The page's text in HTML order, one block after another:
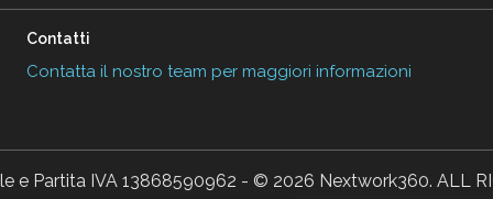
Contatti
Contatta il nostro team per maggiori informazioni
e Partita IVA 13868590962 - © 2026 Nextwork360. ALL